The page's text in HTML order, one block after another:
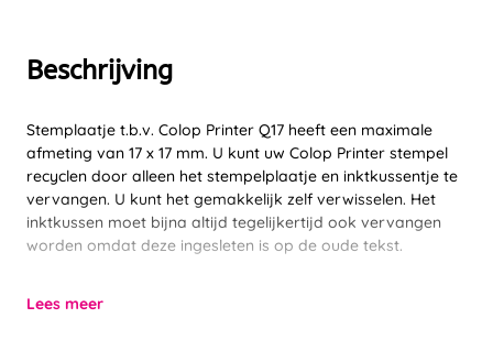
Beschrijving
Stemplaatje t.b.v. Colop Printer Q17 heeft een maximale
afmeting van 17 x 17 mm. U kunt uw Colop Printer stempel
recyclen door alleen het stempelplaatje en inktkussentje te
vervangen. U kunt het gemakkelijk zelf verwisselen. Het
inktkussen moet bijna altijd tegelijkertijd ook vervangen
worden omdat deze ingesleten is op de oude tekst.
Lees meer